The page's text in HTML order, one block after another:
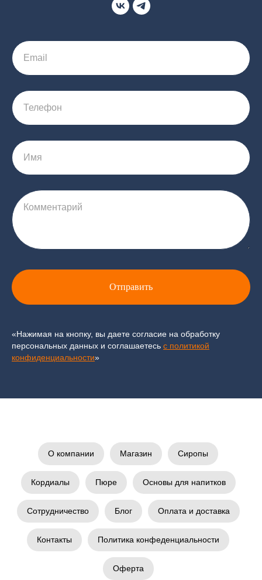
Email
Телефон
Имя
Комментарий
Отправить
«Нажимая на кнопку, вы даете согласие на обработку
персональных данных и соглашаетесь c политикой
конфиденциальности»
О компании Магазин Сиропы
Кордиалы Пюре Основы для напитков
Сотрудничество Блог Оплата и доставка
Контакты Политика конфеденциальности
Оферта